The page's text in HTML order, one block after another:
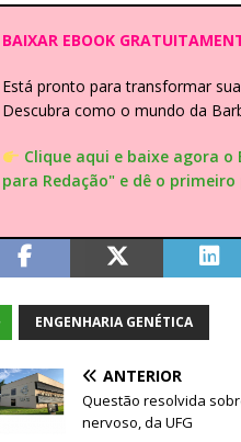
BAIXAR EBOOK
Está pronto para transformar
Descubra como o mundo da
Clique aqui e baixe agora o
para Redação" e dê o
ENGENHARIA GENÉTICA
ANTERIOR
Questão resolvida
nervoso, da UFG